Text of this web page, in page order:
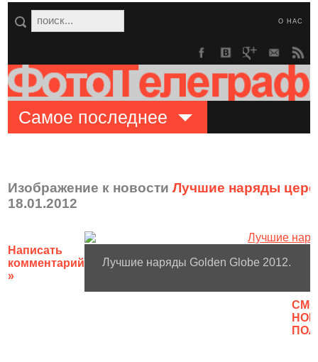
О НАС
Самое последнее
Изображение к новостиЛучшие наряды
18.01.2012
Написать
комментарий
»
Лучшие наряды Golden Globe 2012.